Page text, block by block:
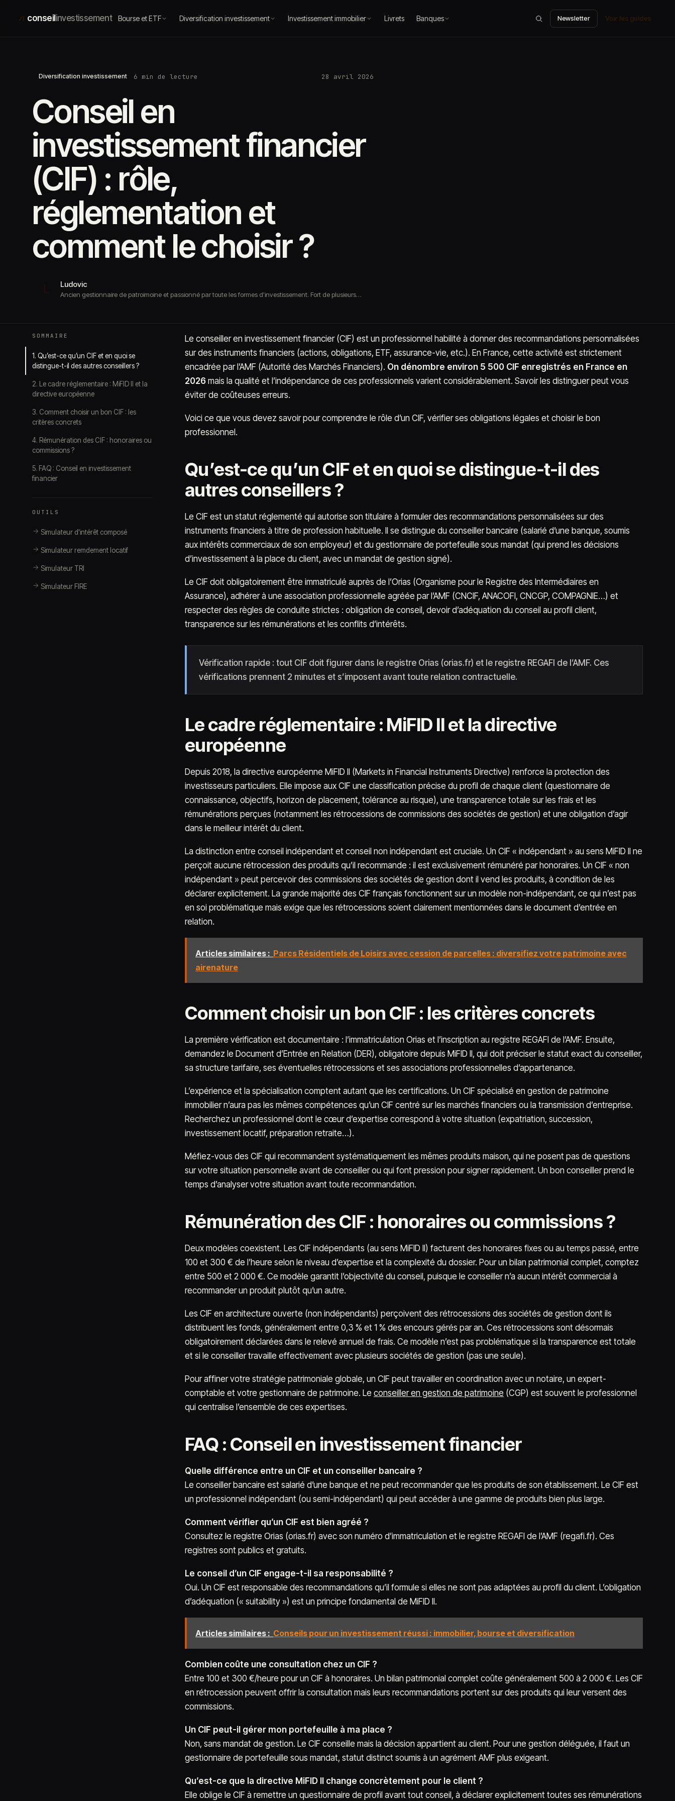
conseil investissement Bourse et ETF Diversification investissement Investissement immobilier Livrets Banques Newsletter Voir les guides
Diversification investissement 6 min de lecture 28 avril 2026
Conseil en
investissement financier
(CIF) : rôle,
réglementation et
comment le choisir ?
L Ludovic
Ancien gestionnaire de patroimoine et passionné par toute les formes d'investissement. Fort de plusieurs…
SOMMAIRE
1. Qu’est-ce qu’un CIF et en quoi se
distingue-t-il des autres conseillers ?
2. Le cadre réglementaire : MiFID II et la
directive européenne
3. Comment choisir un bon CIF : les
critères concrets
4. Rémunération des CIF : honoraires ou
commissions ?
5. FAQ : Conseil en investissement
financier
OUTILS
Simulateur d'intérêt composé
Simulateur remdement locatif
Simulateur TRI
Simulateur FIRE
Le conseiller en investissement financier (CIF) est un professionnel habilité à donner des recommandations personnalisées
sur des instruments financiers (actions, obligations, ETF, assurance-vie, etc.). En France, cette activité est strictement
encadrée par l’AMF (Autorité des Marchés Financiers). On dénombre environ 5 500 CIF enregistrés en France en
2026 mais la qualité et l’indépendance de ces professionnels varient considérablement. Savoir les distinguer peut vous
éviter de coûteuses erreurs.
Voici ce que vous devez savoir pour comprendre le rôle d’un CIF, vérifier ses obligations légales et choisir le bon
professionnel.
Qu’est-ce qu’un CIF et en quoi se distingue-t-il des
autres conseillers ?
Le CIF est un statut réglementé qui autorise son titulaire à formuler des recommandations personnalisées sur des
instruments financiers à titre de profession habituelle. Il se distingue du conseiller bancaire (salarié d’une banque, soumis
aux intérêts commerciaux de son employeur) et du gestionnaire de portefeuille sous mandat (qui prend les décisions
d’investissement à la place du client, avec un mandat de gestion signé).
Le CIF doit obligatoirement être immatriculé auprès de l’Orias (Organisme pour le Registre des Intermédiaires en
Assurance), adhérer à une association professionnelle agréée par l’AMF (CNCIF, ANACOFI, CNCGP, COMPAGNIE…) et
respecter des règles de conduite strictes : obligation de conseil, devoir d’adéquation du conseil au profil client,
transparence sur les rémunérations et les conflits d’intérêts.
Vérification rapide : tout CIF doit figurer dans le registre Orias (orias.fr) et le registre REGAFI de l’AMF. Ces
vérifications prennent 2 minutes et s’imposent avant toute relation contractuelle.
Le cadre réglementaire : MiFID II et la directive
européenne
Depuis 2018, la directive européenne MiFID II (Markets in Financial Instruments Directive) renforce la protection des
investisseurs particuliers. Elle impose aux CIF une classification précise du profil de chaque client (questionnaire de
connaissance, objectifs, horizon de placement, tolérance au risque), une transparence totale sur les frais et les
rémunérations perçues (notamment les rétrocessions de commissions des sociétés de gestion) et une obligation d’agir
dans le meilleur intérêt du client.
La distinction entre conseil indépendant et conseil non indépendant est cruciale. Un CIF « indépendant » au sens MiFID II ne
perçoit aucune rétrocession des produits qu’il recommande : il est exclusivement rémunéré par honoraires. Un CIF « non
indépendant » peut percevoir des commissions des sociétés de gestion dont il vend les produits, à condition de les
déclarer explicitement. La grande majorité des CIF français fonctionnent sur un modèle non-indépendant, ce qui n’est pas
en soi problématique mais exige que les rétrocessions soient clairement mentionnées dans le document d’entrée en
relation.
Articles similaires : Parcs Résidentiels de Loisirs avec cession de parcelles : diversifiez votre patrimoine avec
airenature
Comment choisir un bon CIF : les critères concrets
La première vérification est documentaire : l’immatriculation Orias et l’inscription au registre REGAFI de l’AMF. Ensuite,
demandez le Document d’Entrée en Relation (DER), obligatoire depuis MiFID II, qui doit préciser le statut exact du conseiller,
sa structure tarifaire, ses éventuelles rétrocessions et ses associations professionnelles d’appartenance.
L’expérience et la spécialisation comptent autant que les certifications. Un CIF spécialisé en gestion de patrimoine
immobilier n’aura pas les mêmes compétences qu’un CIF centré sur les marchés financiers ou la transmission d’entreprise.
Recherchez un professionnel dont le cœur d’expertise correspond à votre situation (expatriation, succession,
investissement locatif, préparation retraite…).
Méfiez-vous des CIF qui recommandent systématiquement les mêmes produits maison, qui ne posent pas de questions
sur votre situation personnelle avant de conseiller ou qui font pression pour signer rapidement. Un bon conseiller prend le
temps d’analyser votre situation avant toute recommandation.
Rémunération des CIF : honoraires ou commissions ?
Deux modèles coexistent. Les CIF indépendants (au sens MiFID II) facturent des honoraires fixes ou au temps passé, entre
100 et 300 € de l’heure selon le niveau d’expertise et la complexité du dossier. Pour un bilan patrimonial complet, comptez
entre 500 et 2 000 €. Ce modèle garantit l’objectivité du conseil, puisque le conseiller n’a aucun intérêt commercial à
recommander un produit plutôt qu’un autre.
Les CIF en architecture ouverte (non indépendants) perçoivent des rétrocessions des sociétés de gestion dont ils
distribuent les fonds, généralement entre 0,3 % et 1 % des encours gérés par an. Ces rétrocessions sont désormais
obligatoirement déclarées dans le relevé annuel de frais. Ce modèle n’est pas problématique si la transparence est totale
et si le conseiller travaille effectivement avec plusieurs sociétés de gestion (pas une seule).
Pour affiner votre stratégie patrimoniale globale, un CIF peut travailler en coordination avec un notaire, un expert-
comptable et votre gestionnaire de patrimoine. Le conseiller en gestion de patrimoine (CGP) est souvent le professionnel
qui centralise l’ensemble de ces expertises.
FAQ : Conseil en investissement financier
Quelle différence entre un CIF et un conseiller bancaire ?
Le conseiller bancaire est salarié d’une banque et ne peut recommander que les produits de son établissement. Le CIF est
un professionnel indépendant (ou semi-indépendant) qui peut accéder à une gamme de produits bien plus large.
Comment vérifier qu’un CIF est bien agréé ?
Consultez le registre Orias (orias.fr) avec son numéro d’immatriculation et le registre REGAFI de l’AMF (regafi.fr). Ces
registres sont publics et gratuits.
Le conseil d’un CIF engage-t-il sa responsabilité ?
Oui. Un CIF est responsable des recommandations qu’il formule si elles ne sont pas adaptées au profil du client. L’obligation
d’adéquation (« suitability ») est un principe fondamental de MiFID II.
Articles similaires : Conseils pour un investissement réussi : immobilier, bourse et diversification
Combien coûte une consultation chez un CIF ?
Entre 100 et 300 €/heure pour un CIF à honoraires. Un bilan patrimonial complet coûte généralement 500 à 2 000 €. Les CIF
en rétrocession peuvent offrir la consultation mais leurs recommandations portent sur des produits qui leur versent des
commissions.
Un CIF peut-il gérer mon portefeuille à ma place ?
Non, sans mandat de gestion. Le CIF conseille mais la décision appartient au client. Pour une gestion déléguée, il faut un
gestionnaire de portefeuille sous mandat, statut distinct soumis à un agrément AMF plus exigeant.
Qu’est-ce que la directive MiFID II change concrètement pour le client ?
Elle oblige le CIF à remettre un questionnaire de profil avant tout conseil, à déclarer explicitement toutes ses rémunérations